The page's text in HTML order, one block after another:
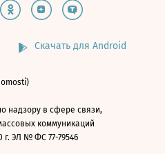
Скачать для Android
надзору в сфере связи,
коммуникаций
г. ЭЛ № ФС 77-79546